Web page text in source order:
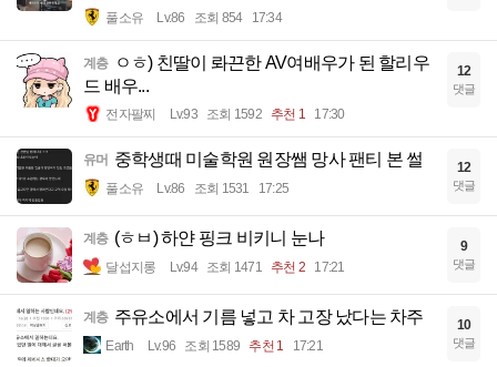
풀소유 Lv.86 조회 854 17:34
계층
ㅇㅎ) 친딸이 롸끈한 AV여배우가 된 할리우
드 배우...
전자팔찌 Lv.93 조회 1592 추천 1 17:30
12
댓글
유머 중학생때 미술학원 원장쌤 망사 팬티 본 썰
풀소유 Lv.86 조회 1531 17:25
12
댓글
계층 (ㅎㅂ) 하얀 핑크 비키니 눈나
달섭지롱 Lv.94 조회 1471 추천 2 17:21
9
댓글
계층 주유소에서 기름 넣고 차 고장 났다는 차주
Earth Lv.96 조회 1589 추천 1 17:21
10
댓글